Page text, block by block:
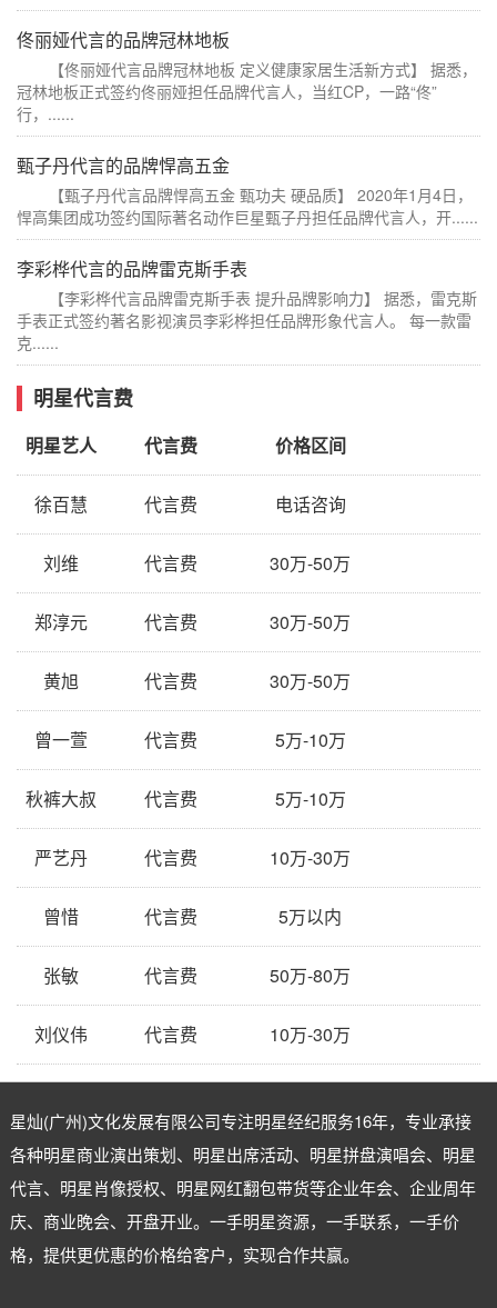
佟丽娅代言的品牌冠林地板
【佟丽娅代言品牌冠林地板 定义健康家居生活新方式】 据悉，
冠林地板正式签约佟丽娅担任品牌代言人，当红CP，一路“佟”
行，......
甄子丹代言的品牌悍高五金
【甄子丹代言品牌悍高五金 甄功夫 硬品质】 2020年1月4日，
悍高集团成功签约国际著名动作巨星甄子丹担任品牌代言人，开......
李彩桦代言的品牌雷克斯手表
【李彩桦代言品牌雷克斯手表 提升品牌影响力】 据悉，雷克斯
手表正式签约著名影视演员李彩桦担任品牌形象代言人。 每一款雷
克......
明星代言费
明星艺人 代言费 价格区间
徐百慧 代言费 电话咨询
刘维 代言费 30万-50万
郑淳元 代言费 30万-50万
黄旭 代言费 30万-50万
曾一萱 代言费 5万-10万
秋裤大叔 代言费 5万-10万
严艺丹 代言费 10万-30万
曾惜 代言费 5万以内
张敏 代言费 50万-80万
刘仪伟 代言费 10万-30万
星灿(广州)文化发展有限公司专注明星经纪服务16年，专业承接
各种明星商业演出策划、明星出席活动、明星拼盘演唱会、明星
代言、明星肖像授权、明星网红翻包带货等企业年会、企业周年
庆、商业晚会、开盘开业。一手明星资源，一手联系，一手价
格，提供更优惠的价格给客户，实现合作共赢。